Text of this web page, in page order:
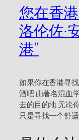
您在香
洛伦佐·
港"
如果你在香港寻
酒吧 由著名混血
去的目的地 无论
只是寻找一个舒